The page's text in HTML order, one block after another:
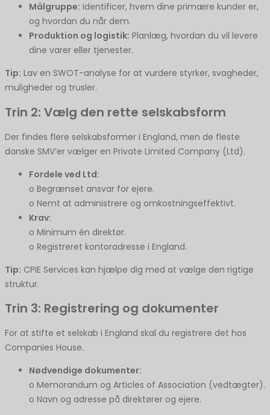
Målgruppe: Identificer, hvem dine primære kunder er,
og hvordan du når dem.
Produktion og logistik: Planlæg, hvordan du vil levere
dine varer eller tjenester.
Tip: Lav en SWOT-analyse for at vurdere styrker, svagheder,
muligheder og trusler.
Trin 2: Vælg den rette selskabsform
Der findes flere selskabsformer i England, men de fleste
danske SMV’er vælger en Private Limited Company (Ltd).
Fordele ved Ltd:
o Begrænset ansvar for ejere.
o Nemt at administrere og omkostningseffektivt.
Krav:
o Minimum én direktør.
o Registreret kontoradresse i England.
Tip: CPIE Services kan hjælpe dig med at vælge den rigtige
struktur.
Trin 3: Registrering og dokumenter
For at stifte et selskab i England skal du registrere det hos
Companies House.
Nødvendige dokumenter:
o Memorandum og Articles of Association (vedtægter).
o Navn og adresse på direktører og ejere.